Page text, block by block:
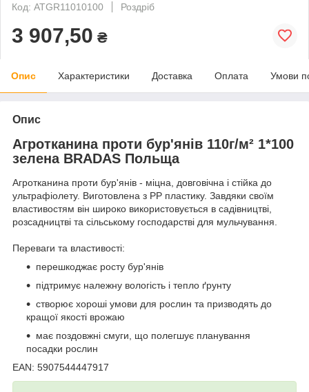
Код: ATGR11010100
Роздріб
3 907,50 ₴
Опис Характеристики Доставка Оплата Умови
Опис
Агротканина проти бур'янів 110г/м² 1*100
зелена BRADAS Польща
Агротканина проти бур'янів - міцна, довговічна і стійка до
ультрафіолету. Виготовлена з PP пластику. Завдяки своїм
властивостям він широко використовується в садівництві,
розсадництві та сільському господарстві для мульчування.
Переваги та властивості:
перешкоджає росту бур'янів
підтримує належну вологість і тепло ґрунту
створює хороші умови для рослин та призводять до
кращої якості врожаю
має поздовжні смуги, що полегшує планування
посадки рослин
EAN: 5907544447917